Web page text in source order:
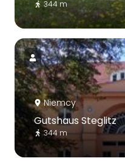
344 m
Niemcy
Gutshaus Steglitz
344 m